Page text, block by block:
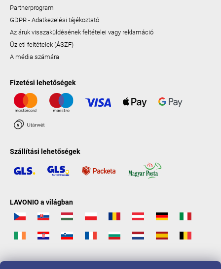
Partnerprogram
GDPR - Adatkezelési tájékoztató
Az áruk visszaküldésének feltételei vagy reklamáció
Üzleti feltételek (ÁSZF)
A média számára
Fizetési lehetőségek
Szállítási lehetőségek
LAVONIO a világban